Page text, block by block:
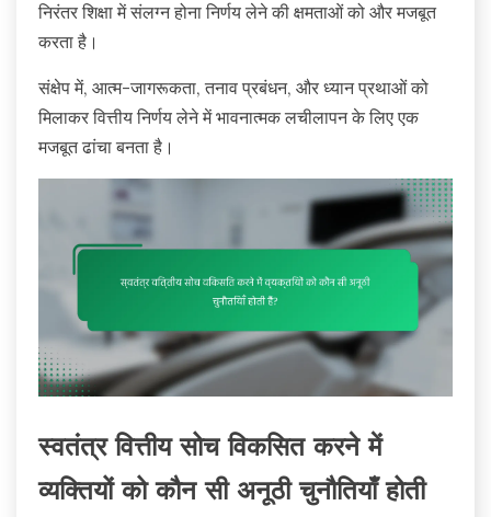
निरंतर शिक्षा में संलग्न होना निर्णय लेने की क्षमताओं को और मजबूत
करता है।
संक्षेप में, आत्म-जागरूकता, तनाव प्रबंधन, और ध्यान प्रथाओं को
मिलाकर वित्तीय निर्णय लेने में भावनात्मक लचीलापन के लिए एक
मजबूत ढांचा बनता है।
स्वतंत्र वित्तीय सोच विकसित करने में
व्यक्तियों को कौन सी अनूठी चुनौतियाँ होती